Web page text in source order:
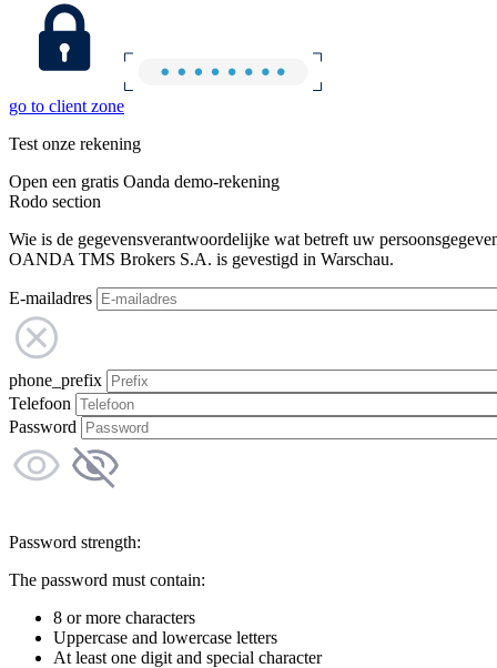
go to client zone
Test onze rekening
Open een gratis Oanda demo-rekening
Rodo section
Wie is de gegevensverantwoordelijke wat betreft uw
OANDA TMS Brokers S.A. is gevestigd in Warschau.
E-mailadres
phone_prefix
Telefoon
Password
Password strength:
The password must contain:
8 or more characters
Uppercase and lowercase letters
At least one digit and special character